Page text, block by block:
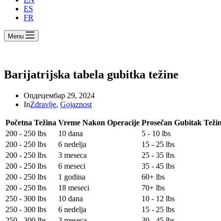
ES
FR
Menu
Barijatrijska tabela gubitka težine
Onдецембар 29, 2024
InZdravlje, Gojaznost
Početna Težina Vreme Nakon Operacije Prosečan Gubitak
200 - 250 lbs
10 dana
5 - 10 lbs
200 - 250 lbs
6 nedelja
15 - 25 lbs
200 - 250 lbs
3 meseca
25 - 35 lbs
200 - 250 lbs
6 meseci
35 - 45 lbs
200 - 250 lbs
1 godina
60+ lbs
200 - 250 lbs
18 meseci
70+ lbs
250 - 300 lbs
10 dana
10 - 12 lbs
250 - 300 lbs
6 nedelja
15 - 25 lbs